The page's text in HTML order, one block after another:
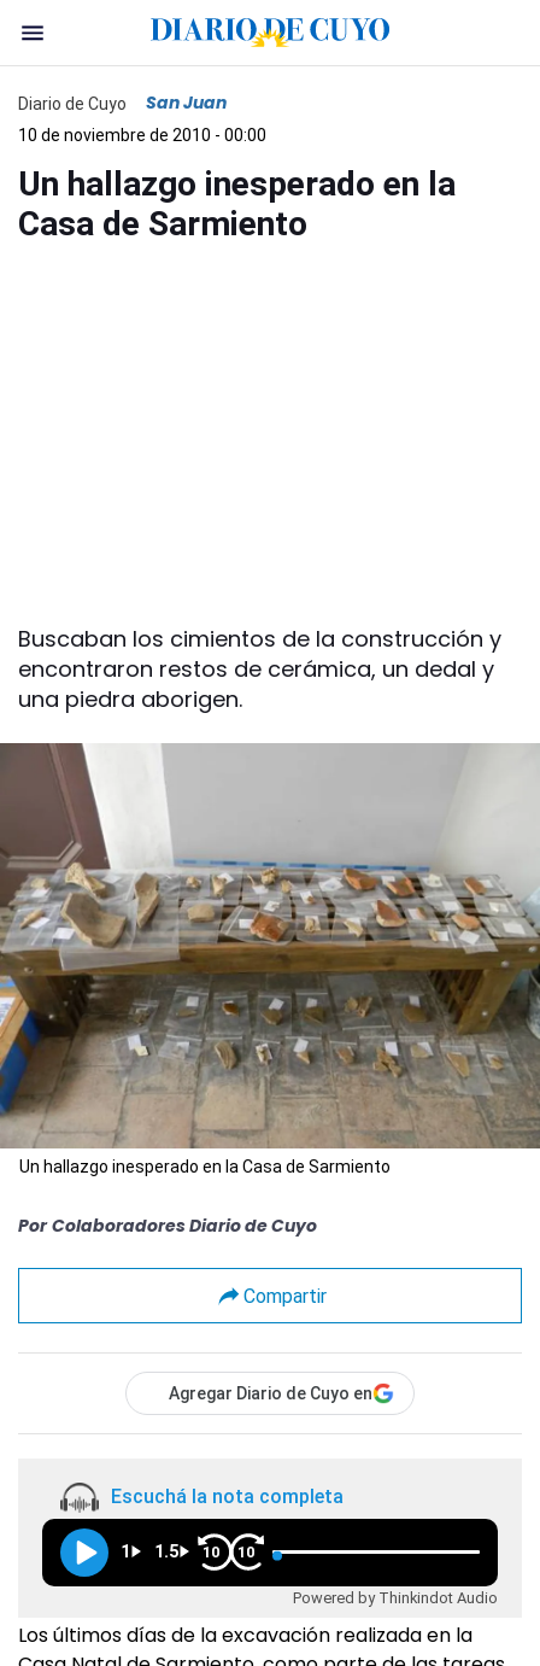
Diario de Cuyo San Juan
10 de noviembre de 2010 - 00:00
Un hallazgo inesperado en la
Casa de Sarmiento
Buscaban los cimientos de la construcción y
encontraron restos de cerámica, un dedal y
una piedra aborigen.
Un hallazgo inesperado en la Casa de Sarmiento
Por Colaboradores Diario de Cuyo
Compartir
Agregar Diario de Cuyo en
Escuchá la nota completa
1 1.5 10 10
Powered by Thinkindot Audio
Los últimos días de la excavación realizada en la